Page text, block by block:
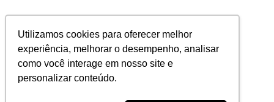
Utilizamos cookies para oferecer melhor
experiência, melhorar o desempenho, analisar
como você interage em nosso site e
personalizar conteúdo.